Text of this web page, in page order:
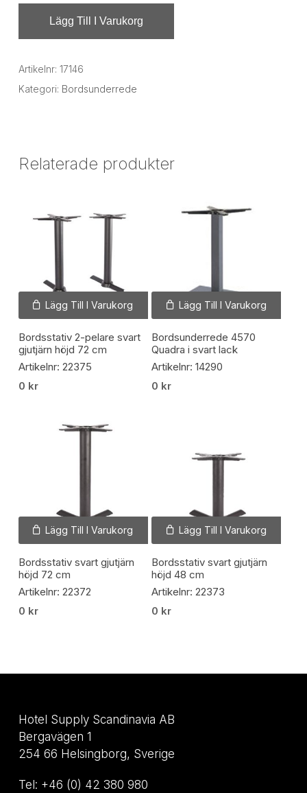
Lägg Till I Varukorg
Artikelnr: 17146
Kategori: Bordsunderrede
Relaterade produkter
Lägg Till I Varukorg
Bordsstativ 2-pelare svart
gjutjärn höjd 72 cm
Artikelnr: 22375
0 kr
Lägg Till I Varukorg
Bordsunderrede 4570
Quadra i svart lack
Artikelnr: 14290
0 kr
Lägg Till I Varukorg
Bordsstativ svart gjutjärn
höjd 72 cm
Artikelnr: 22372
0 kr
Lägg Till I Varukorg
Bordsstativ svart gjutjärn
höjd 48 cm
Artikelnr: 22373
0 kr
Hotel Supply Scandinavia AB
Bergavägen 1
254 66 Helsingborg, Sverige
Tel: +46 (0) 42 380 980